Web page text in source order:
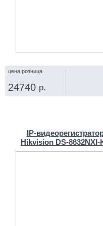
цена розница
24740 р.
Hikvision DS-8632NXI-